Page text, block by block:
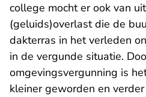
college mocht er ook van
(geluids)overlast die de
dakterras in het verleden
in de vergunde situatie.
omgevingsvergunning is
kleiner geworden en